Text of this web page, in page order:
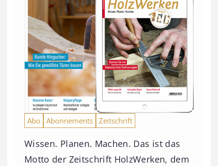
Abo Abonnements Zeitschrift
Wissen. Planen. Machen. Das ist das
Motto der Zeitschrift HolzWerken, dem